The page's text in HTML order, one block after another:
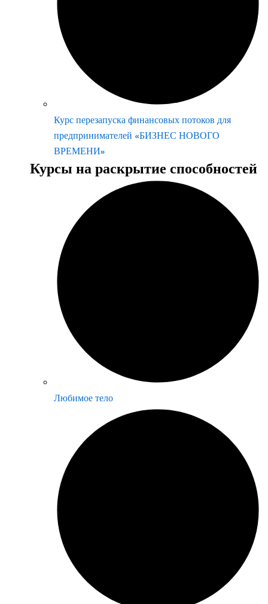
Курс перезапуска финансовых потоков для
предпринимателей «БИЗНЕС НОВОГО
ВРЕМЕНИ»
Курсы на раскрытие способностей
Любимое тело